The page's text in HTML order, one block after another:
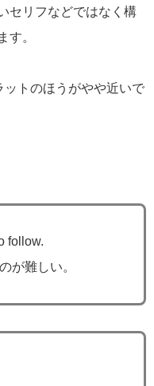
セリフなどではなく構
す。
トのほうがやや近いで
follow.
が難しい。